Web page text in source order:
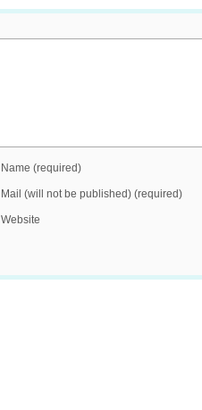
Name (required)
Mail (will not be published) (required)
Website